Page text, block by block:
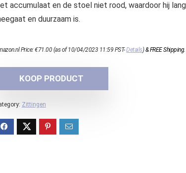
accumulaat en de stoel niet rood, waardoor hij lang
en duurzaam is.
Price:€71.00(as of 10/04/2023 11:59 PST-Details)&FREE Shipping.
KOOP PRODUCT
Zittingen